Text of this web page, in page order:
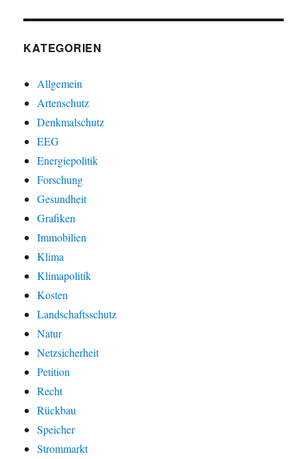
KATEGORIEN
Allgemein
Artenschutz
Denkmalschutz
EEG
Energiepolitik
Forschung
Gesundheit
Grafiken
Immobilien
Klima
Klimapolitik
Kosten
Landschaftsschutz
Natur
Netzsicherheit
Petition
Recht
Rückbau
Speicher
Strommarkt